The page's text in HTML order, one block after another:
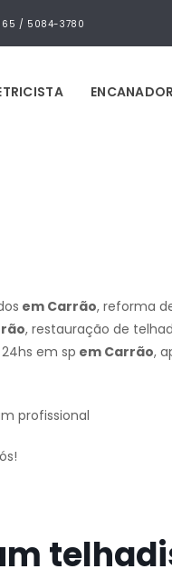
/ 5084-3780
ENCANADOR
em Carrão, reforma
, restauração de
em sp em Carrão,
profissional